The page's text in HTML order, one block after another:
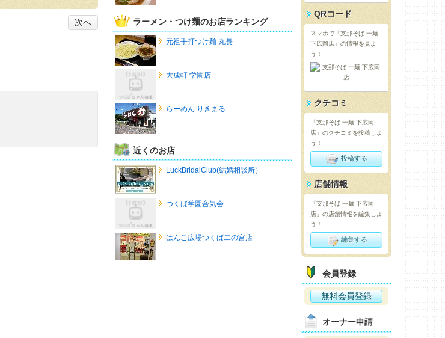
次へ ラーメン・つけ麺のお店ランキング
元祖手打つけ麺 丸長
大成軒 学園店
らーめん りきまる
近くのお店
LuckBridalClub(結婚相談所）
つくば学園合気会
はんこ広場つくば二の宮店
QRコード
スマホで「支那そば 一麺
下広岡店」の情報を見よ
う！
クチコミ
「支那そば 一麺 下広岡
店」のクチコミを投稿しよ
う！
投稿する
店舗情報
「支那そば 一麺 下広岡
店」の店舗情報を編集しよ
う！
編集する
会員登録
無料会員登録
オーナー申請